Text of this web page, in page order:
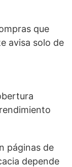
que
avisa solo de
páginas de
depende